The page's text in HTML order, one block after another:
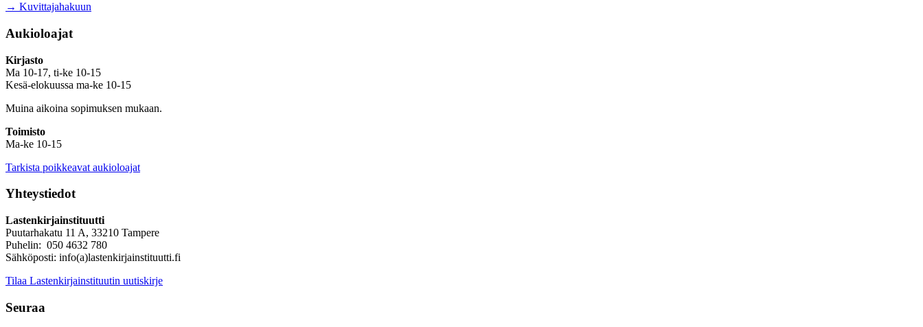
→ Kuvittajahakuun
Aukioloajat
Kirjasto
Ma 10-17, ti-ke 10-15
Kesä-elokuussa ma-ke 10-15
Muina aikoina sopimuksen mukaan.
Toimisto
Ma-ke 10-15
Tarkista poikkeavat aukioloajat
Yhteystiedot
Lastenkirjainstituutti
Puutarhakatu 11 A, 33210 Tampere
Puhelin: 050 4632 780
Sähköposti: info(a)lastenkirjainstituutti.fi
Tilaa Lastenkirjainstituutin uutiskirje
Seuraa